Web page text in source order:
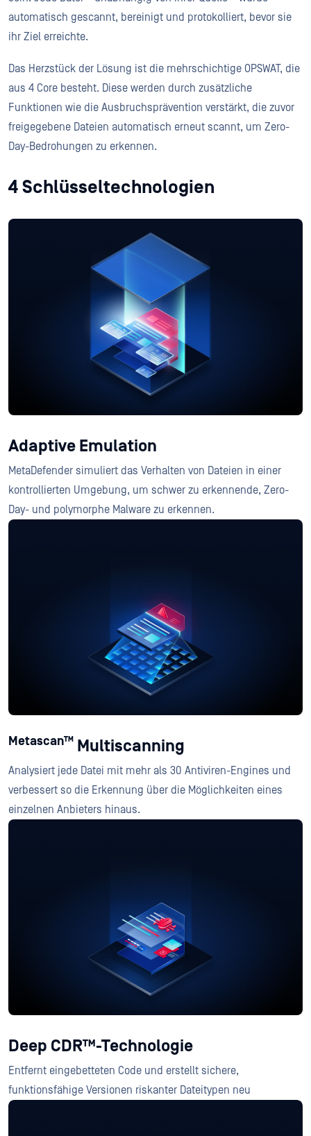
automatisch gescannt, bereinigt und protokolliert, bevor sie
ihr Ziel erreichte.
Das Herzstück der Lösung ist die mehrschichtige OPSWAT, die
aus 4 Core besteht. Diese werden durch zusätzliche
Funktionen wie die Ausbruchsprävention verstärkt, die zuvor
freigegebene Dateien automatisch erneut scannt, um Zero-
Day-Bedrohungen zu erkennen.
4 Schlüsseltechnologien
Adaptive Emulation
MetaDefender simuliert das Verhalten von Dateien in einer
kontrollierten Umgebung, um schwer zu erkennende, Zero-
Day- und polymorphe Malware zu erkennen.
Metascan™ Multiscanning
Analysiert jede Datei mit mehr als 30 Antiviren-Engines und
verbessert so die Erkennung über die Möglichkeiten eines
einzelnen Anbieters hinaus.
Deep CDR™-Technologie
Entfernt eingebetteten Code und erstellt sichere,
funktionsfähige Versionen riskanter Dateitypen neu